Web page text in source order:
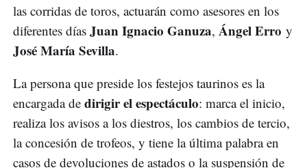
las corridas de toros, actuarán como asesores en los
diferentes días Juan Ignacio Ganuza, Ángel Erro y
José María Sevilla.
La persona que preside los festejos taurinos es la
encargada de dirigir el espectáculo: marca el inicio,
realiza los avisos a los diestros, los cambios de tercio,
la concesión de trofeos, y tiene la última palabra en
casos de devoluciones de astados o la suspensión de